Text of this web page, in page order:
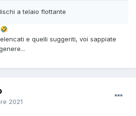
a telaio flottante
🤣
e quelli suggeriti, voi sappiate
2021